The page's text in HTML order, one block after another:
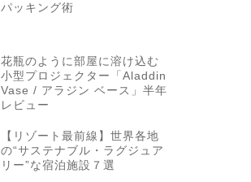
パッキング術
花瓶のように部屋に溶け込む
小型プロジェクター「Aladdin
Vase / アラジン ベース」半年
レビュー
【リゾート最前線】世界各地
の“サステナブル・ラグジュア
リー”な宿泊施設７選